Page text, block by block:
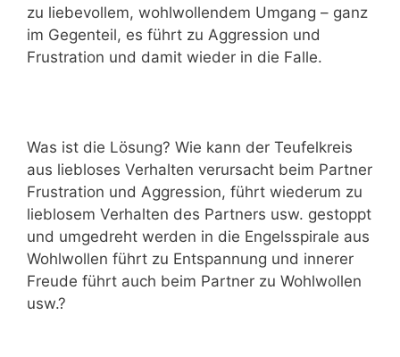
zu liebevollem, wohlwollendem Umgang – ganz
im Gegenteil, es führt zu Aggression und
Frustration und damit wieder in die Falle.
Was ist die Lösung? Wie kann der Teufelkreis
aus liebloses Verhalten verursacht beim Partner
Frustration und Aggression, führt wiederum zu
lieblosem Verhalten des Partners usw. gestoppt
und umgedreht werden in die Engelsspirale aus
Wohlwollen führt zu Entspannung und innerer
Freude führt auch beim Partner zu Wohlwollen
usw.?